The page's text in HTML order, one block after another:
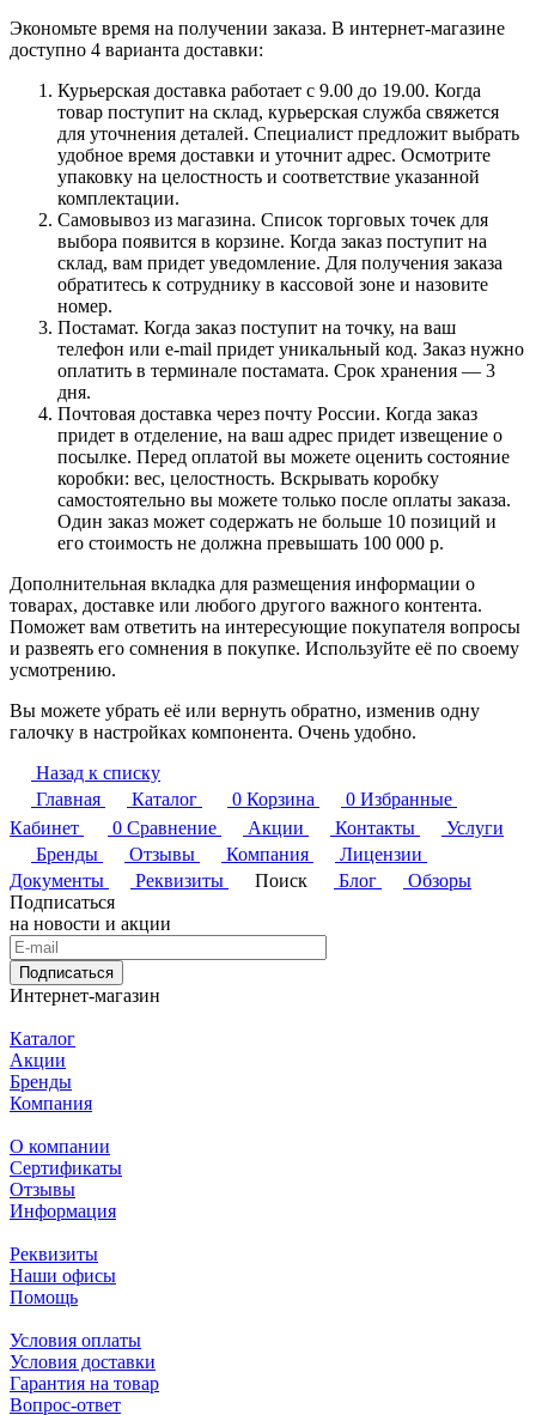
Экономьте время на получении заказа. В интернет-магазине
доступно 4 варианта доставки:
Курьерская доставка работает с 9.00 до 19.00. Когда
товар поступит на склад, курьерская служба свяжется
для уточнения деталей. Специалист предложит выбрать
удобное время доставки и уточнит адрес. Осмотрите
упаковку на целостность и соответствие указанной
комплектации.
Самовывоз из магазина. Список торговых точек для
выбора появится в корзине. Когда заказ поступит на
склад, вам придет уведомление. Для получения заказа
обратитесь к сотруднику в кассовой зоне и назовите
номер.
Постамат. Когда заказ поступит на точку, на ваш
телефон или e-mail придет уникальный код. Заказ нужно
оплатить в терминале постамата. Срок хранения — 3
дня.
Почтовая доставка через почту России. Когда заказ
придет в отделение, на ваш адрес придет извещение о
посылке. Перед оплатой вы можете оценить состояние
коробки: вес, целостность. Вскрывать коробку
самостоятельно вы можете только после оплаты заказа.
Один заказ может содержать не больше 10 позиций и
его стоимость не должна превышать 100 000 р.
Дополнительная вкладка для размещения информации о
товарах, доставке или любого другого важного контента.
Поможет вам ответить на интересующие покупателя вопросы
и развеять его сомнения в покупке. Используйте её по своему
усмотрению.
Вы можете убрать её или вернуть обратно, изменив одну
галочку в настройках компонента. Очень удобно.
Назад к списку
Главная
Каталог 0 Корзина 0 Избранные
Кабинет
0 Сравнение Акции Контакты
Услуги
Бренды
Отзывы Компания
Лицензии
Документы
Реквизиты Поиск Блог
Обзоры
Подписаться
на новости и акции
Подписаться
Интернет-магазин
Каталог
Акции
Бренды
Компания
О компании
Сертификаты
Отзывы
Информация
Реквизиты
Наши офисы
Помощь
Условия оплаты
Условия доставки
Гарантия на товар
Вопрос-ответ